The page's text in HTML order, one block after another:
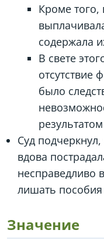
Кроме того,
содержала
В свете
отсутствие
было
Суд подчеркнул,
вдова
несправедливо
лишать
Значение